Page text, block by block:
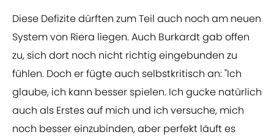
Diese Defizite dürften zum Teil auch noch am neuen
System von Riera liegen. Auch Burkardt gab offen
zu, sich dort noch nicht richtig eingebunden zu
fühlen. Doch er fügte auch selbstkritisch an: "Ich
glaube, ich kann besser spielen. Ich gucke natürlich
auch als Erstes auf mich und ich versuche, mich
noch besser einzubinden, aber perfekt läuft es